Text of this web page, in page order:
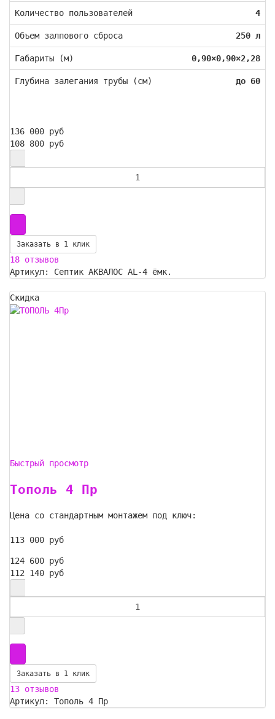
Количество пользователей 4
Объем залпового сброса 250 л
Габариты (м) 0,90×0,90×2,28
Глубина залегания трубы (см) до 60
136 000 руб
108 800 руб
Заказать в 1 клик
18 отзывов
Артикул: Септик АКВАЛОС AL-4 ёмк.
Скидка
Быстрый просмотр
Тополь 4 Пр
Цена со стандартным монтажем под ключ:
113 000 руб
124 600 руб
112 140 руб
Заказать в 1 клик
13 отзывов
Артикул: Тополь 4 Пр